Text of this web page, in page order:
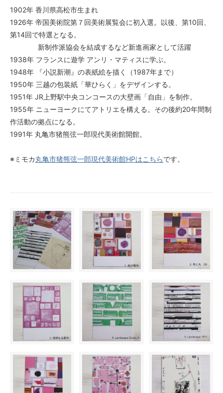
1902年 香川県高松市生まれ
1926年 帝国美術院第７回美術展覧会に初入選。以後、第10回、
第14回で特選となる。
新制作派協会を結成するなど新進画家として活躍
1938年 フランスに遊学 アンリ・マティスに学ぶ。
1948年 『小説新潮』の表紙絵を描く（1987年まで）
1950年 三越の包装紙「華ひらく」をデザインする。
1951年 JR上野駅中央コンコースの大壁画「自由」を制作。
1955年 ニューヨークにてアトリエを構える。その後約20年間制
作活動の拠点になる。
1991年 丸亀市猪熊弦一郎現代美術館開館。
※ミモカ丸亀市猪熊弦一郎現代美術館HPはこちらです。